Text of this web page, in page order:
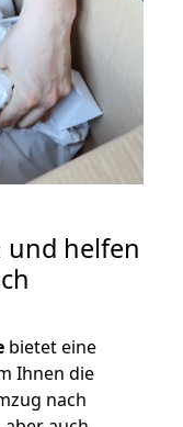
helfen
bietet eine
Ihnen die
nach